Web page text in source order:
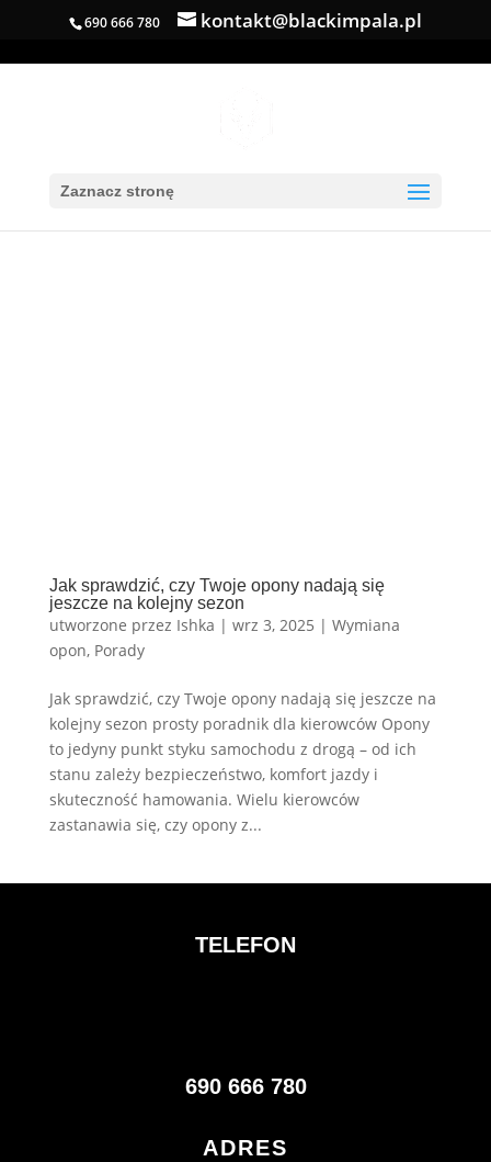
690 666 780 kontakt@blackimpala.pl
Zaznacz stronę
Jak sprawdzić, czy Twoje opony nadają się
jeszcze na kolejny sezon
utworzone przez Ishka | wrz 3, 2025 | Wymiana
opon, Porady
Jak sprawdzić, czy Twoje opony nadają się jeszcze na
kolejny sezon prosty poradnik dla kierowców Opony
to jedyny punkt styku samochodu z drogą – od ich
stanu zależy bezpieczeństwo, komfort jazdy i
skuteczność hamowania. Wielu kierowców
zastanawia się, czy opony z...
TELEFON
690 666 780
ADRES